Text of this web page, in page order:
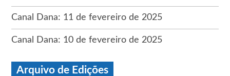
Canal Dana: 11 de fevereiro de 2025
Canal Dana: 10 de fevereiro de 2025
Arquivo de Edições